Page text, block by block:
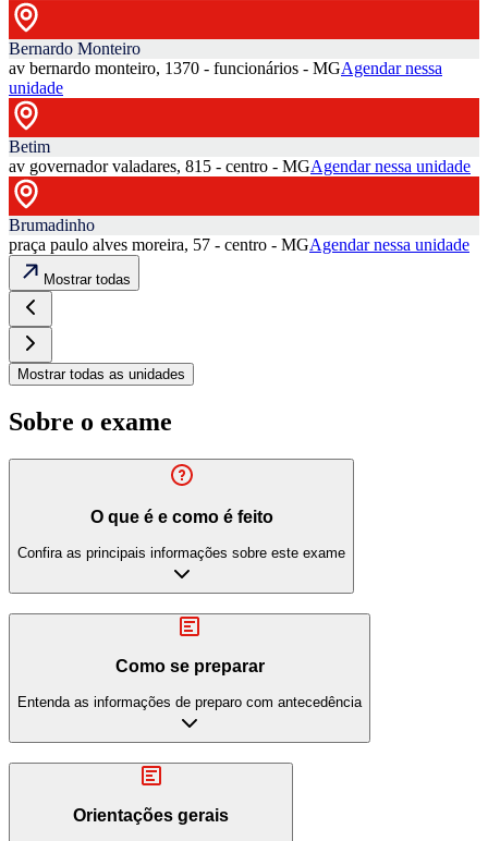
Bernardo Monteiro
av bernardo monteiro, 1370 - funcionários - MGAgendar nessa
unidade
Betim
av governador valadares, 815 - centro - MGAgendar nessa unidade
Brumadinho
praça paulo alves moreira, 57 - centro - MGAgendar nessa unidade
Mostrar todas
Mostrar todas as unidades
Sobre o exame
O que é e como é feito
Confira as principais informações sobre este exame
Como se preparar
Entenda as informações de preparo com antecedência
Orientações gerais